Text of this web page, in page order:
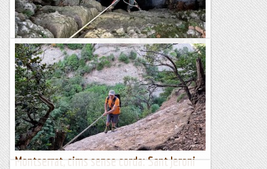
Blog de muntanya
Forat de Sant Ou
El Forat de Sant Ou (o Sant Hou) és una cavitat de poca
complexitat, només dos pous enllaçats, situada a prop del
Santuari de Montgrony. Té una profunditat...
Blog de muntanya
Montserrat, cims sense corda: Sant Jeroni